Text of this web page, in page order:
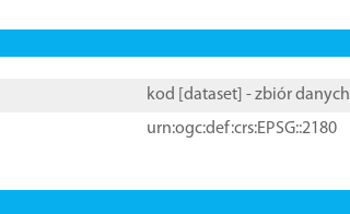
kod [ dataset ] - zbiór danych
urn:ogc:def:crs:EPSG::2180